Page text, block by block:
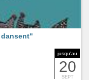
jusqu'au
20
SEPT